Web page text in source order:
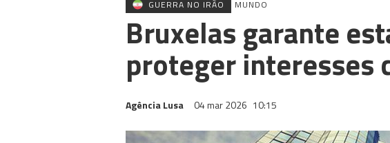
GUERRA NO IRÃO MUNDO
Bruxelas garante
proteger interesses
Agência Lusa 04 mar 2026 10:15